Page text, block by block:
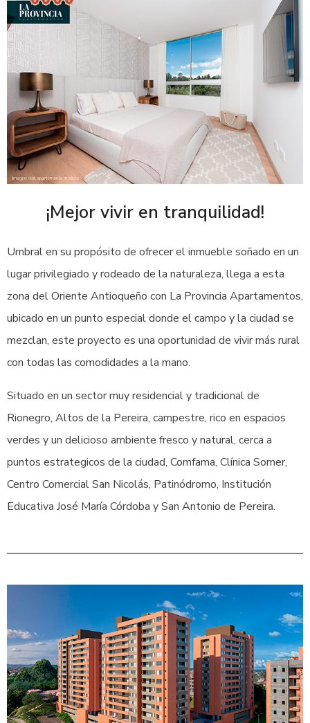
¡Mejor vivir en tranquilidad!
Umbral en su propósito de ofrecer el inmueble soñado en un
lugar privilegiado y rodeado de la naturaleza, llega a esta
zona del Oriente Antioqueño con La Provincia Apartamentos,
ubicado en un punto especial donde el campo y la ciudad se
mezclan, este proyecto es una oportunidad de vivir más rural
con todas las comodidades a la mano.
Situado en un sector muy residencial y tradicional de
Rionegro, Altos de la Pereira, campestre, rico en espacios
verdes y un delicioso ambiente fresco y natural, cerca a
puntos estrategicos de la ciudad, Comfama, Clínica Somer,
Centro Comercial San Nicolás, Patinódromo, Institución
Educativa José María Córdoba y San Antonio de Pereira.